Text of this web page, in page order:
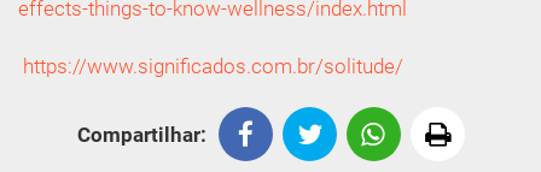
effects-things-to-know-wellness/index.html
https://www.significados.com.br/solitude/
Compartilhar: